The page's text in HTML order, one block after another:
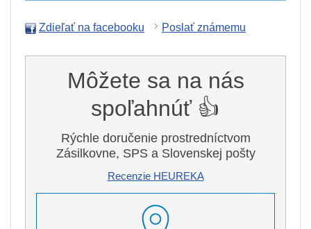
Zdieľať na facebooku Poslať známemu
Môžete sa na nás
spoľahnúť 👍
Rýchle doručenie prostredníctvom
Zásilkovne, SPS a Slovenskej pošty
Recenzie HEUREKA